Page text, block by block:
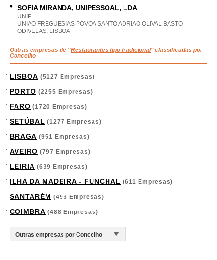
SOFIA MIRANDA, UNIPESSOAL, LDA
UNIP
UNIAO FREGUESIAS POVOA SANTO ADRIAO OLIVAL BASTO
ODIVELAS, LISBOA
Outras empresas de "Restaurantes tipo tradicional" classificadas por
Concelho
LISBOA (5127 Empresas)
PORTO (2255 Empresas)
FARO (1720 Empresas)
SETÚBAL (1277 Empresas)
BRAGA (951 Empresas)
AVEIRO (797 Empresas)
LEIRIA (639 Empresas)
ILHA DA MADEIRA - FUNCHAL (611 Empresas)
SANTARÉM (493 Empresas)
COIMBRA (488 Empresas)